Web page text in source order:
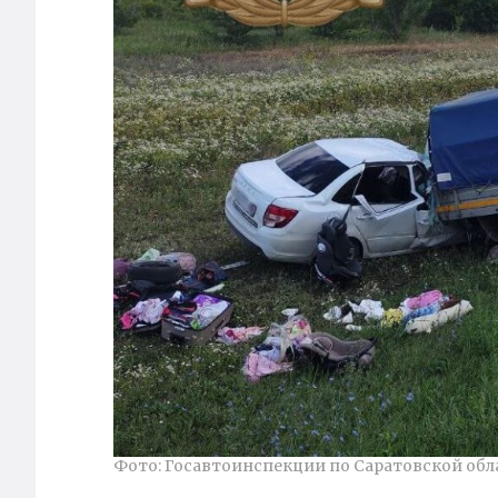
Фото: Госавтоинспекции по Саратовской